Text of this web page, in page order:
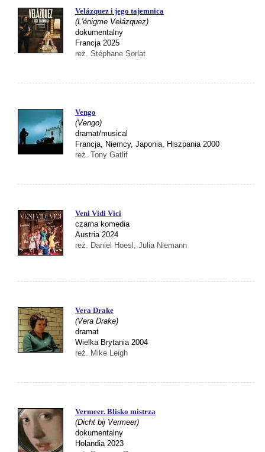
Velázquez i jego tajemnica
(L'énigme Velázquez)
dokumentalny
Francja 2025
reż. Stéphane Sorlat
Vengo
(Vengo)
dramat/musical
Francja, Niemcy, Japonia, Hiszpania 2000
reż. Tony Gatlif
Veni Vidi Vici
czarna komedia
Austria 2024
reż. Daniel Hoesl, Julia Niemann
Vera Drake
(Vera Drake)
dramat
Wielka Brytania 2004
reż. Mike Leigh
Vermeer. Blisko mistrza
(Dicht bij Vermeer)
dokumentalny
Holandia 2023